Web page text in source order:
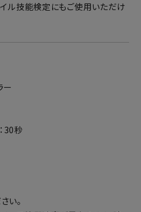
ル技能検定にもご使用いただけ
ー
30秒
い。